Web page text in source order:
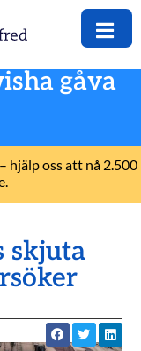
gåva
hjälp oss att nå 2.500
skjuta